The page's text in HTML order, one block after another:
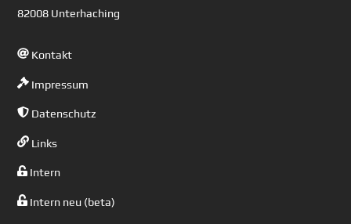
82008 Unterhaching
Kontakt
Impressum
Datenschutz
Links
Intern
Intern neu (beta)